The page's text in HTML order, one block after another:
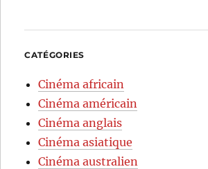
CATÉGORIES
Cinéma africain
Cinéma américain
Cinéma anglais
Cinéma asiatique
Cinéma australien